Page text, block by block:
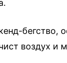
бегство,
воздух и